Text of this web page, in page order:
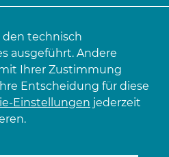
technisch
ausgeführt. Andere
Ihrer Zustimmung
Entscheidung für diese
Einstellungen jederzeit